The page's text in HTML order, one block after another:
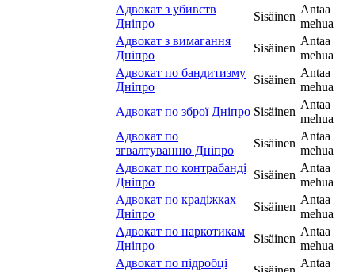
Адвокат з убивств
Дніпро
Sisäinen
Antaa
mehua
Адвокат з вимагання
Дніпро
Sisäinen
Antaa
mehua
Адвокат по бандитизму
Дніпро
Sisäinen
Antaa
mehua
Адвокат по зброї Дніпро Sisäinen
Antaa
mehua
Адвокат по
згвалтуванню Дніпро
Sisäinen
Antaa
mehua
Адвокат по контрабанді
Дніпро
Sisäinen
Antaa
mehua
Адвокат по крадіжках
Дніпро
Sisäinen
Antaa
mehua
Адвокат по наркотикам
Дніпро
Sisäinen
Antaa
mehua
Адвокат по підробці
Antaa